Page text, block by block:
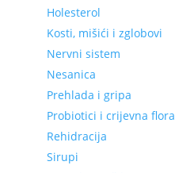
Holesterol
Kosti, mišići i zglobovi
Nervni sistem
Nesanica
Prehlada i gripa
Probiotici i crijevna flora
Rehidracija
Sirupi